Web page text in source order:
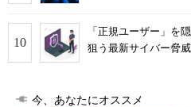
「正規ユーザー」を
狙う最新サイバー脅威
今、あなたにオススメ